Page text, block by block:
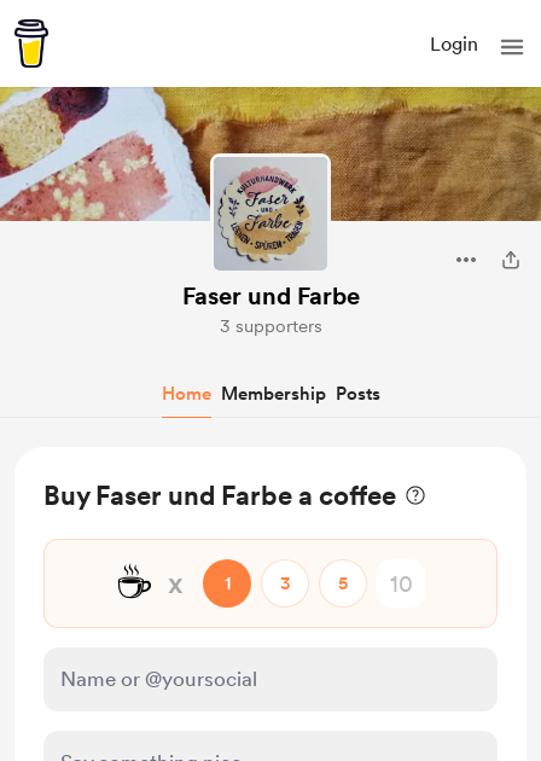
Login
Faser und Farbe
3 supporters
Home Membership Posts
Buy Faser und Farbe a coffee
☕ x 1 3 5